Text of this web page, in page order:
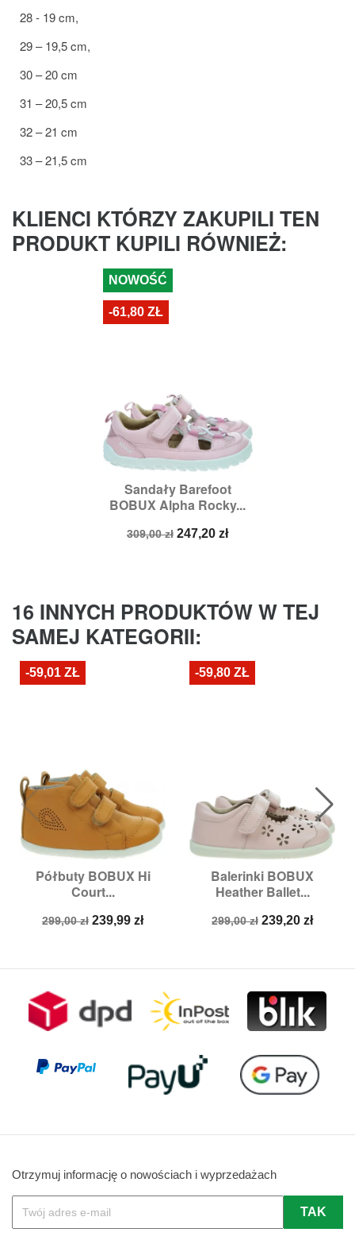
28 - 19 cm,
29 – 19,5 cm,
30 – 20 cm
31 – 20,5 cm
32 – 21 cm
33 – 21,5 cm
KLIENCI KTÓRZY ZAKUPILI TEN
PRODUKT KUPILI RÓWNIEŻ:
Sandały Barefoot
BOBUX Alpha Rocky...
Cena
309,00 zł Cena
247,20 zł
NOWOŚĆ
-61,80 ZŁ
16 INNYCH PRODUKTÓW W TEJ
SAMEJ KATEGORII:
Półbuty BOBUX Hi
Court...
Cena
299,00 zł Cena
239,99 zł
-59,01 ZŁ
Balerinki BOBUX
Heather Ballet...
Cena
299,00 zł Cena
239,20 zł
-59,80 ZŁ
Otrzymuj informację o nowościach i wyprzedażach